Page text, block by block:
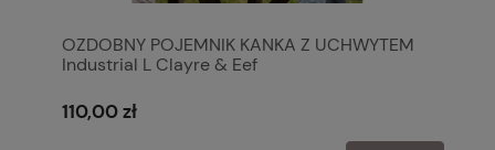
OZDOBNY POJEMNIK KANKA Z UCHWYTEM
Industrial L Clayre & Eef
110,00 zł